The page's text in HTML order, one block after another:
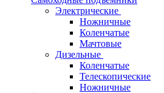
Электрические
Ножничные
Коленчатые
Мачтовые
Дизельные
Коленчатые
Телескопические
Ножничные